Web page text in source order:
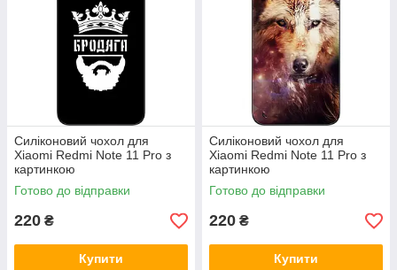
Силіконовий чохол для
Xiaomi Redmi Note 11 Pro з
картинкою
Готово до відправки
220 ₴
Купити
Силіконовий чохол для
Xiaomi Redmi Note 11 Pro з
картинкою
Готово до відправки
220 ₴
Купити